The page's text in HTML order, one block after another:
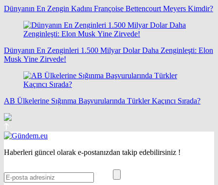
Dünyanın En Zengin Kadını Françoise Bettencourt Meyers Kimdir?
Dünyanın En Zenginleri 1.500 Milyar Dolar Daha Zenginleşti: Elon
Musk Yine Zirvede!
AB Ülkelerine Sığınma Başvurularında Türkler Kaçıncı Sırada?
Haberleri güncel olarak e-postanızdan takip edebilirsiniz !